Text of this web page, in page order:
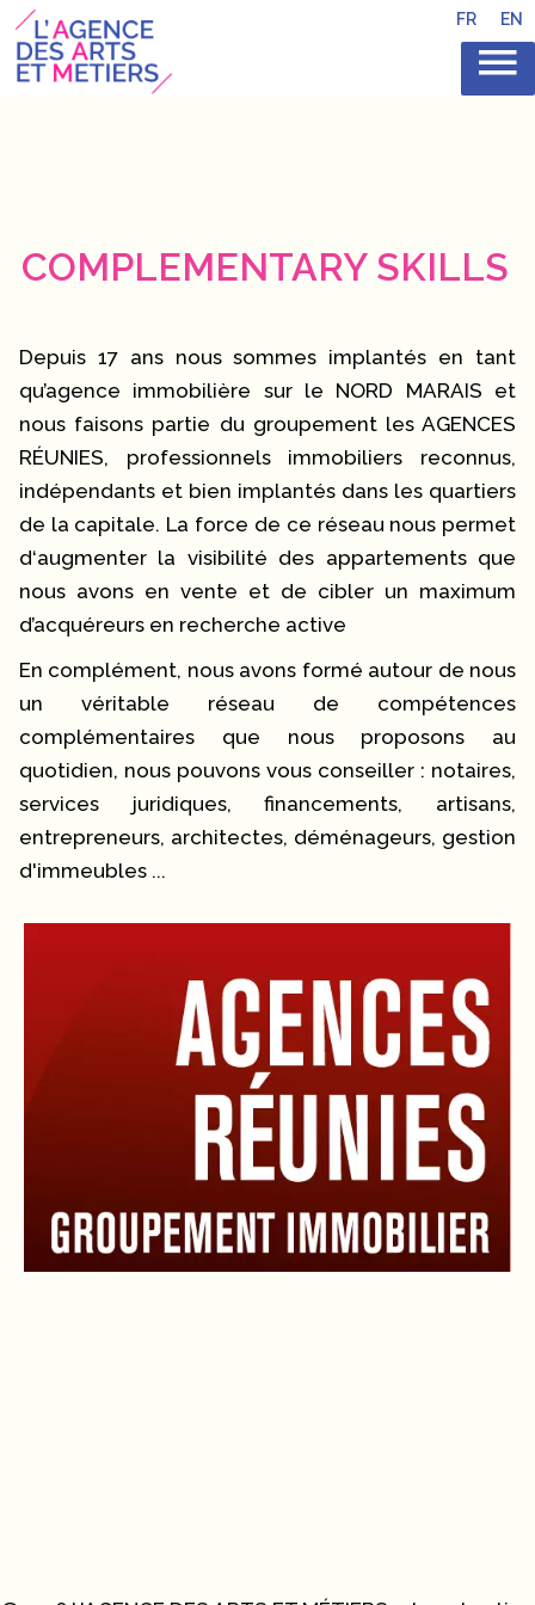
FR EN
COMPLEMENTARY SKILLS
Depuis 17 ans nous sommes implantés en tant
qu’agence immobilière sur le NORD MARAIS et
nous faisons partie du groupement les AGENCES
RÉUNIES, professionnels immobiliers reconnus,
indépendants et bien implantés dans les quartiers
de la capitale. La force de ce réseau nous permet
d‘augmenter la visibilité des appartements que
nous avons en vente et de cibler un maximum
d’acquéreurs en recherche active
En complément, nous avons formé autour de nous
un véritable réseau de compétences
complémentaires que nous proposons au
quotidien, nous pouvons vous conseiller : notaires,
services juridiques, financements, artisans,
entrepreneurs, architectes, déménageurs, gestion
d'immeubles ...